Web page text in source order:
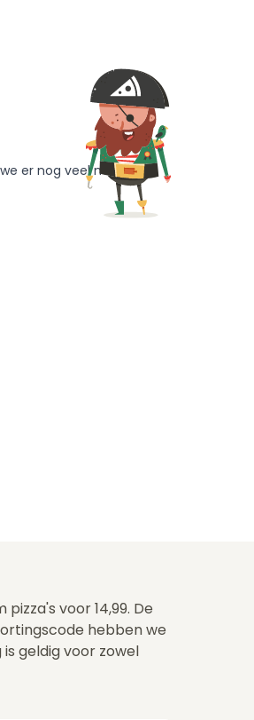
er nog veel meer!
voor 14,99. De
hebben we
geldig voor zowel